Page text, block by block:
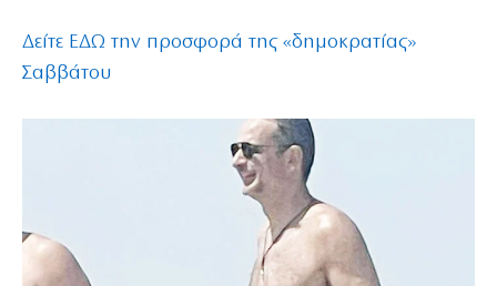
Δείτε ΕΔΩ την προσφορά της «δημοκρατίας»
Σαββάτου